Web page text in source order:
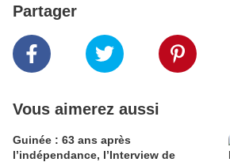
Partager
Vous aimerez aussi
Guinée : 63 ans après
l’indépendance, l’Interview de